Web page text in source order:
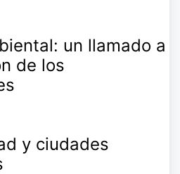
un llamado a
de los
y ciudades